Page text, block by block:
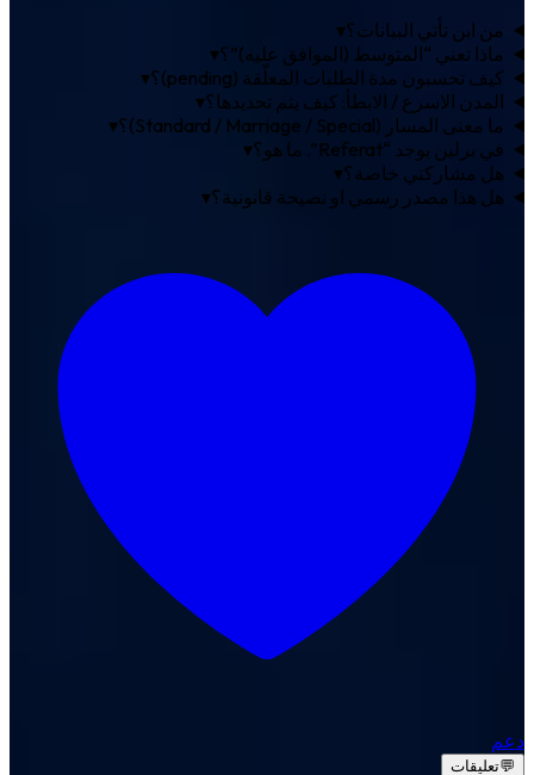
من اين تأتي البيانات؟▾
ماذا تعني “المتوسط (الموافق عليه)”؟▾
كيف تحسبون مدة الطلبات المعلّقة (pending)؟
▾
المدن الاسرع / الابطأ: كيف يتم تحديدها؟▾
ما معنى المسار (Standard / Marriage / Special)؟
▾
في برلين يوجد “Referat”. ما هو؟
▾
هل مشاركتي خاصة؟▾
هل هذا مصدر رسمي او نصيحة قانونية؟▾
دعم
💬تعليقات